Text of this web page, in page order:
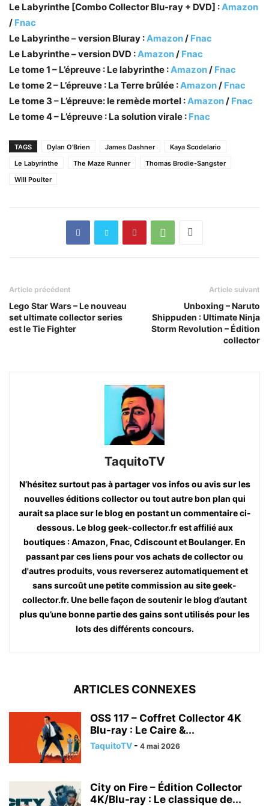
Le Labyrinthe [Combo Collector Blu-ray + DVD] :Amazon
/ Fnac
Le Labyrinthe – version Bluray :Amazon / Fnac
Le Labyrinthe – version DVD :Amazon / Fnac
Le tome 1 – L’épreuve : Le labyrinthe :Amazon / Fnac
Le tome 2 – L’épreuve : La Terre brûlée :Amazon / Fnac
Le tome 3 – L’épreuve: le remède mortel :Amazon / Fnac
Le tome 4 – L’épreuve : La solution virale : Fnac
TAGS Dylan O'Brien James Dashner
Kaya Scodelario
Le Labyrinthe
The Maze Runner
Thomas Brodie-Sangster
Will Poulter
Article précédent
Lego Star Wars – Le nouveau
set ultimate collector series
est le Tie Fighter
Article suivant
Unboxing – Naruto
Shippuden : Ultimate Ninja
Storm Revolution – Édition
collector
TaquitoTV
N’hésitez surtout pas à partager vos infos ou avis sur les
nouvelles éditions collector ou tout autre bon plan qui
aurait sa place sur le blog en postant un commentaire ci-
dessous. Le blog geek-collector.fr est affilié aux
boutiques : Amazon, Fnac, Cdiscount et Boulanger. En
passant par ces liens pour vos achats de collector ou
d'autres produits, vous reverserez automatiquement et
sans surcoût une petite commission au site geek-
collector.fr. Une belle façon de soutenir le blog d’autant
plus qu’une bonne partie des gains sont utilisés pour les
lots des différents concours.
ARTICLES CONNEXES
OSS 117 – Coffret Collector 4K
Blu-ray : Le Caire &...
TaquitoTV - 4 mai 2026
City on Fire – Édition Collector
4K/Blu-ray : Le classique de...